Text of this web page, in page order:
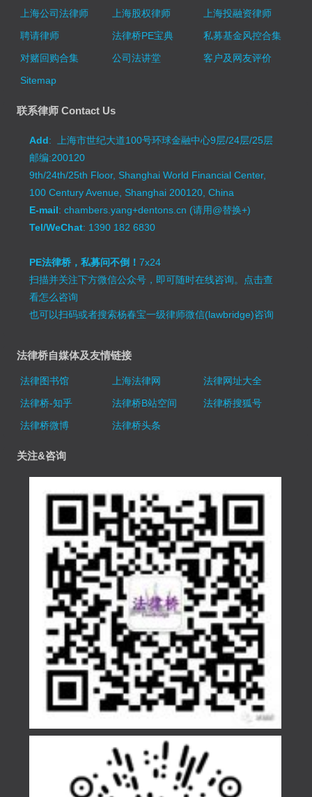
上海公司法律师
上海股权律师
上海投融资律师
聘请律师
法律桥PE宝典
私募基金风控合集
对赌回购合集
公司法讲堂
客户及网友评价
Sitemap
联系律师 Contact Us
Add: 上海市世纪大道100号环球金融中心9层/24层/25层
邮编:200120
9th/24th/25th Floor, Shanghai World Financial Center,
100 Century Avenue, Shanghai 200120, China
E-mail: chambers.yang+dentons.cn (请用@替换+)
Tel/WeChat: 1390 182 6830
PE法律桥，私募问不倒！7x24
扫描并关注下方微信公众号，即可随时在线咨询。 点击查
看怎么咨询
也可以扫码或者搜索杨春宝一级律师微信(lawbridge)咨询
法律桥自媒体及友情链接
法律图书馆 上海法律网
法律网址大全
法律桥-知乎
法律桥B站空间
法律桥搜狐号
法律桥微博
法律桥头条
关注&咨询